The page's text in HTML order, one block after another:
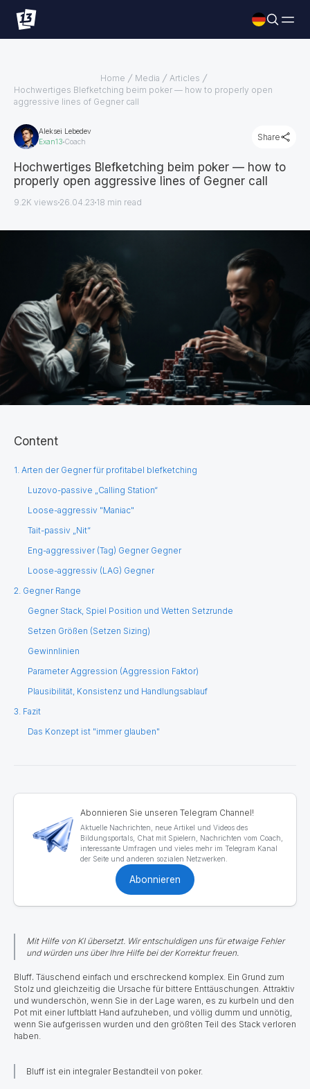
Home Media
Articles
Hochwertiges Blefketching beim poker — how to properly open
aggressive lines of Gegner call
Aleksei Lebedev
Exan13 Coach Share
Hochwertiges Blefketching beim poker — how to
properly open aggressive lines of Gegner call
9.2K views 26.04.23 18 min read
Content
1. Arten der Gegner für profitabel blefketching
Luzovo-passive „Calling Station“
Loose-aggressiv "Maniac"
Tait-passiv „Nit“
Eng-aggressiver (Tag) Gegner Gegner
Loose-aggressiv (LAG) Gegner
2. Gegner Range
Gegner Stack, Spiel Position und Wetten Setzrunde
Setzen Größen (Setzen Sizing)
Gewinnlinien
Parameter Aggression (Aggression Faktor)
Plausibilität, Konsistenz und Handlungsablauf
3. Fazit
Das Konzept ist "immer glauben"
Abonnieren Sie unseren Telegram Channel!
Aktuelle Nachrichten, neue Artikel und Videos des
Bildungsportals, Chat mit Spielern, Nachrichten vom Coach,
interessante Umfragen und vieles mehr im Telegram Kanal
der Seite und anderen sozialen Netzwerken.
Abonnieren
Mit Hilfe von KI übersetzt. Wir entschuldigen uns für etwaige Fehler
und würden uns über Ihre Hilfe bei der Korrektur freuen.
Bluff. Täuschend einfach und erschreckend komplex. Ein Grund zum
Stolz und gleichzeitig die Ursache für bittere Enttäuschungen. Attraktiv
und wunderschön, wenn Sie in der Lage waren, es zu kurbeln und den
Pot mit einer luftblatt Hand aufzuheben, und völlig dumm und unnötig,
wenn Sie aufgerissen wurden und den größten Teil des Stack verloren
haben.
Bluff ist ein integraler Bestandteil von poker.